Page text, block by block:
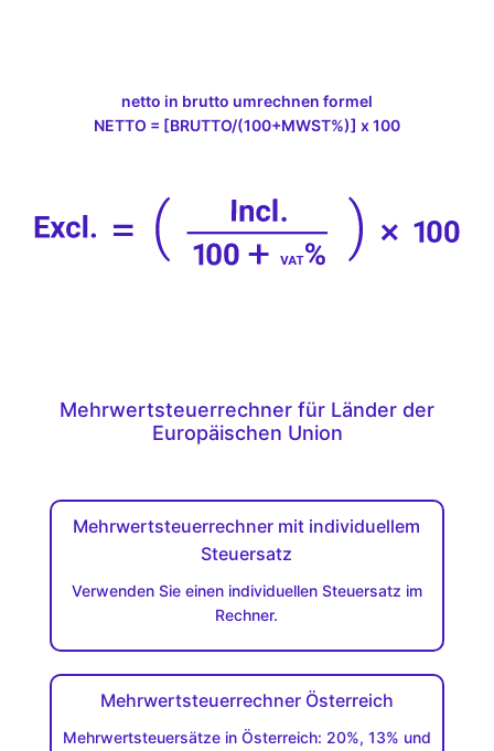
netto in brutto umrechnen formel
NETTO = [BRUTTO/(100+MWST%)] x 100
Mehrwertsteuerrechner für Länder der
Europäischen Union
Mehrwertsteuerrechner mit individuellem
Steuersatz
Verwenden Sie einen individuellen Steuersatz im
Rechner.
Mehrwertsteuerrechner Österreich
Mehrwertsteuersätze in Österreich: 20%, 13% und